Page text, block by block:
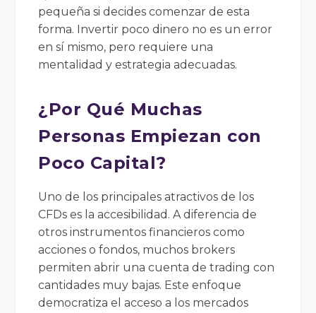
pequeña si decides comenzar de esta
forma. Invertir poco dinero no es un error
en sí mismo, pero requiere una
mentalidad y estrategia adecuadas.
¿Por Qué Muchas
Personas Empiezan con
Poco Capital?
Uno de los principales atractivos de los
CFDs es la accesibilidad. A diferencia de
otros instrumentos financieros como
acciones o fondos, muchos brokers
permiten abrir una cuenta de trading con
cantidades muy bajas. Este enfoque
democratiza el acceso a los mercados